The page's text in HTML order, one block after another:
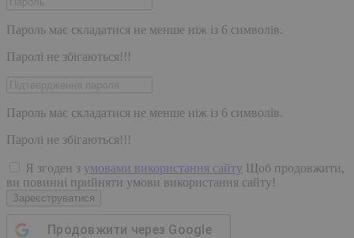
Пароль має складатися не менше ніж із 6 символів.
Паролі не збігаються!!!
Пароль має складатися не менше ніж із 6 символів.
Паролі не збігаються!!!
Я згоден з умовами використання сайту Щоб продовжити,
ви повинні прийняти умови використання сайту!
Зареєструватися
Продовжити через Google